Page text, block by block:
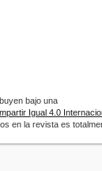
bajo una
Igual 4.0
en la revista es